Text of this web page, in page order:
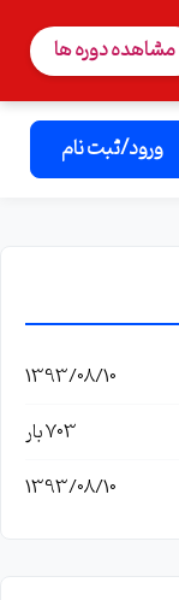
مشاهده دوره ها
ورود/ثبت نام
1393/08/10
703 بار
1393/08/10